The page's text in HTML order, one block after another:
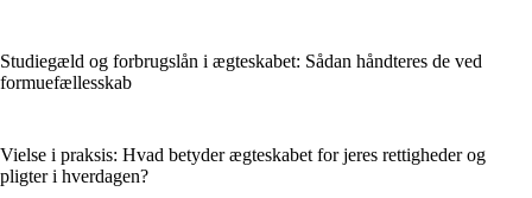
Studiegæld og forbrugslån i ægteskabet: Sådan håndteres de ved
formuefællesskab
Vielse i praksis: Hvad betyder ægteskabet for jeres rettigheder og
pligter i hverdagen?